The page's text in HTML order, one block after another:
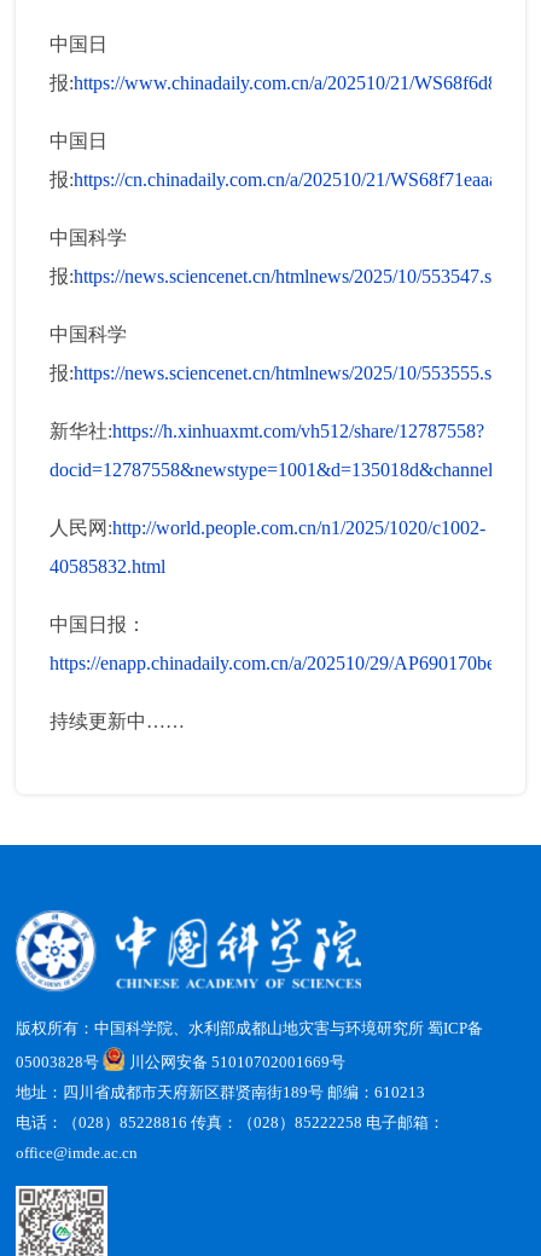
中国日
报:https://www.chinadaily.com.cn/a/202510/21/
中国日
报:https://cn.chinadaily.com.cn/a/202510/21/
中国科学
报:https://news.sciencenet.cn/htmlnews/2025/10/553547.shtm
中国科学
报:https://news.sciencenet.cn/htmlnews/2025/10/553555.shtm
新华社:https://h.xinhuaxmt.com/vh512/share/12787558?
人民网:http://world.people.com.cn/n1/2025/1020/c1002-
40585832.html
中国日报：
https://enapp.chinadaily.com.cn/a/202510/29/
持续更新中……
版权所有：中国科学院、水利部成都山地灾害与环境研究所蜀ICP备
05003828号
川公网安备 51010702001669号
地址：四川省成都市天府新区群贤南街189号 邮编：610213
电话：（028）85228816 传真：（028）85222258 电子邮箱：
office@imde.ac.cn